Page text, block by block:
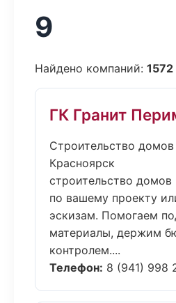
9
Найдено компаний: 1572
ГК Гранит
Строительство
Красноярск
строительство
по вашему проекту
эскизам. Помогаем
материалы, держим
контролем....
Телефон: 8 (941) 998